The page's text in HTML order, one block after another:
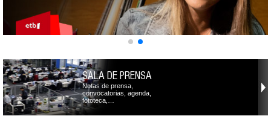
SALA DE PRENSA
Notas de prensa,
convocatorias, agenda,
fototeca,…